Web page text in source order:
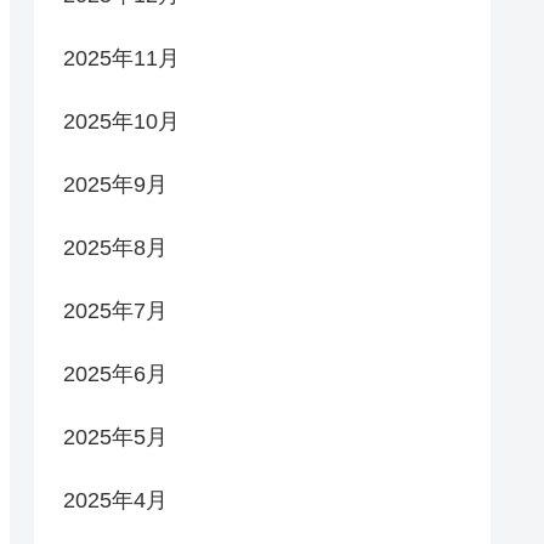
2025年11月
2025年10月
2025年9月
2025年8月
2025年7月
2025年6月
2025年5月
2025年4月